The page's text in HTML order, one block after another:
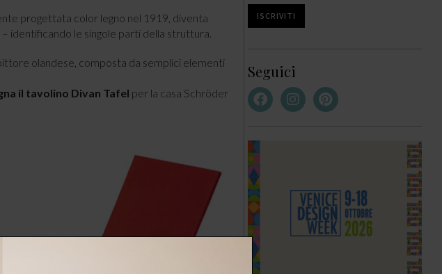
progettata color legno nel 1919, diventa
identificando le singole parti della struttura.
olandese, composta da semplici elementi
il tavolino Divan Tafel per la casa Schröder
Seguici